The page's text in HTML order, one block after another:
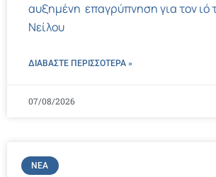
αυξημένη επαγρύπνηση για τον ιό
Νείλου
ΔΙΑΒΑΣΤΕ ΠΕΡΙΣΣΌΤΕΡΑ »
07/08/2026
ΝΈΑ